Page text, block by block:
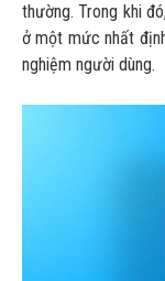
thường. Trong khi
ở một mức nhất
nghiệm người dùng.